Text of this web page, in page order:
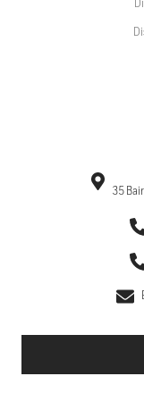
35